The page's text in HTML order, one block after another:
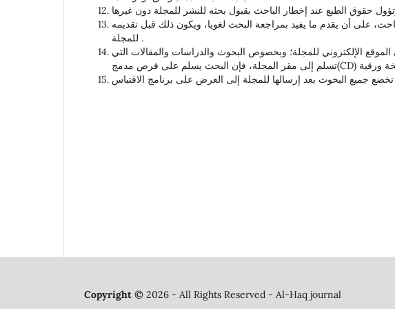
على أن يقدم ما يفيد بمراجعة البحث لغويا، ويكون ذلك قبل تقديمه
للمجلة .
الإلكتروني للمجلة؛ وبخصوص البحوث والدراسات والمقالات التي
Copyright © 2026 - All Rights Reserved - Al-Haq journal